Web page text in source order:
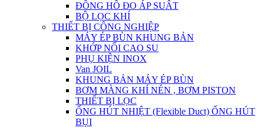
ĐỒNG HỒ ĐO ÁP SUẤT
BỘ LỌC KHÍ
THIẾT BỊ CÔNG NGHIỆP
MÁY ÉP BÙN KHUNG BẢN
KHỚP NỐI CAO SU
PHỤ KIỆN INOX
Van JOIL
KHUNG BẢN MÁY ÉP BÙN
BƠM MÀNG KHÍ NÉN , BƠM PISTON
THIẾT BỊ LỌC
ỐNG HÚT NHIỆT (Flexible Duct) ỐNG HÚT
BỤI